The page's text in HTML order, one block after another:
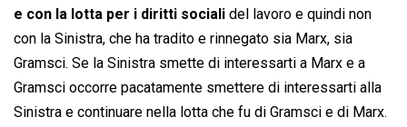
e con la lotta per i diritti sociali del lavoro e quindi non
con la Sinistra, che ha tradito e rinnegato sia Marx, sia
Gramsci. Se la Sinistra smette di interessarti a Marx e a
Gramsci occorre pacatamente smettere di interessarti alla
Sinistra e continuare nella lotta che fu di Gramsci e di Marx.